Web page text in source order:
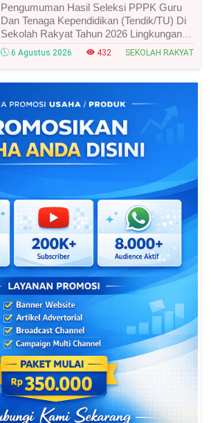
Pengumuman Hasil Seleksi PPPK Guru
Dan Tenaga Kependidikan (Tendik/TU) Di
Sekolah Rakyat Tahun 2026 Lingkungan
Kementerian Sosial RI, Ini Daftar Nama
Peserta Yang Lolos!
6 Agustus 2026 432 SEKOLAH RAKYAT